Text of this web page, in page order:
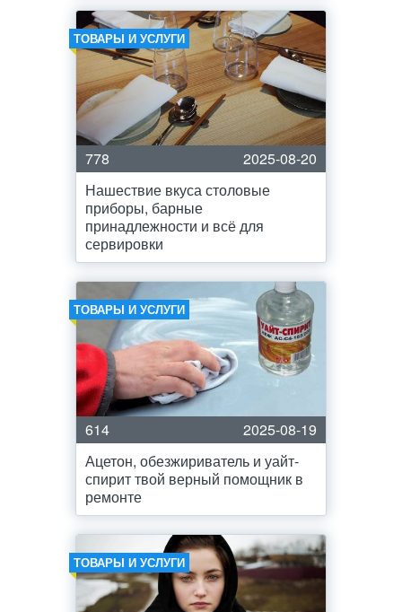
ТОВАРЫ И УСЛУГИ
778
2025-08-20
Нашествие вкуса столовые
приборы, барные
принадлежности и всё для
сервировки
ТОВАРЫ И УСЛУГИ
614
2025-08-19
Ацетон, обезжириватель и уайт-
спирит твой верный помощник в
ремонте
ТОВАРЫ И УСЛУГИ